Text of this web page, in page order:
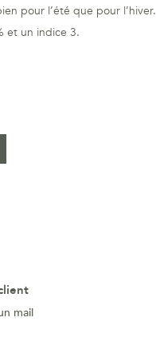
pour l’été que pour l’hiver.
et un indice 3.
mail